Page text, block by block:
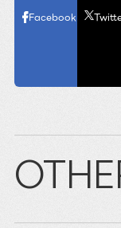
Facebook